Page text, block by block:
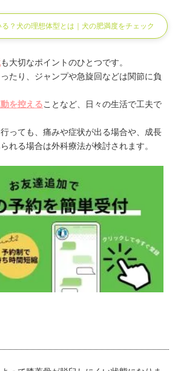
？犬の理想体型とは｜犬の肥満度をチェック
も大切なポイントのひとつです。
たり、ジャンプや急旋回などは関節に負
を控えることなど、日々の生活で工夫で
っても、痛みや症状が出る場合や、成長
れる場合は外科療法が検討されます。